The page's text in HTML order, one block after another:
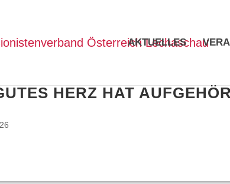
AKTUELLES
HERZ HAT